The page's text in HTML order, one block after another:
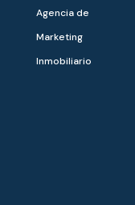
Agencia de
Marketing
Inmobiliario